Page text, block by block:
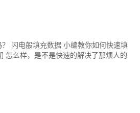
闪电般填充数据 小编教你如何快速填
怎么样，是不是快速的解决了那烦人的